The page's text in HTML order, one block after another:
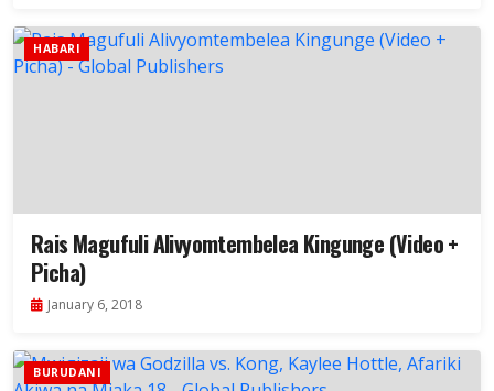
HABARI
Rais Magufuli Alivyomtembelea Kingunge (Video +
Picha)
January 6, 2018
BURUDANI